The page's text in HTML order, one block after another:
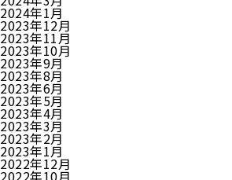
2024年1月
2023年12月
2023年11月
2023年10月
2023年9月
2023年8月
2023年6月
2023年5月
2023年4月
2023年3月
2023年2月
2023年1月
2022年12月
2022年10月